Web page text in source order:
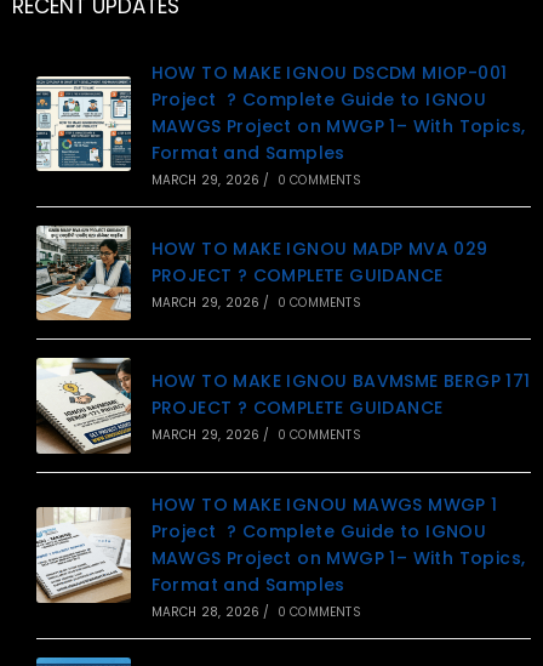
RECENT UPDATES
HOW TO MAKE IGNOU DSCDM MIOP-001
Project ? Complete Guide to IGNOU
MAWGS Project on MWGP 1– With Topics,
Format and Samples
MARCH 29, 2026 / 0 COMMENTS
HOW TO MAKE IGNOU MADP MVA 029
PROJECT ? COMPLETE GUIDANCE
MARCH 29, 2026 / 0 COMMENTS
HOW TO MAKE IGNOU BAVMSME BERGP 171
PROJECT ? COMPLETE GUIDANCE
MARCH 29, 2026 / 0 COMMENTS
HOW TO MAKE IGNOU MAWGS MWGP 1
Project ? Complete Guide to IGNOU
MAWGS Project on MWGP 1– With Topics,
Format and Samples
MARCH 28, 2026 / 0 COMMENTS